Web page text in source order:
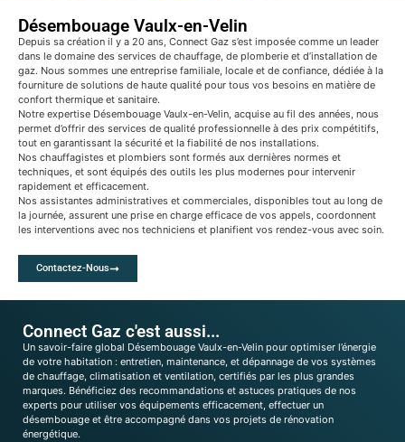
Désembouage Vaulx-en-Velin
Depuis sa création il y a 20 ans, Connect Gaz s’est imposée comme un leader
dans le domaine des services de chauffage, de plomberie et d’installation de
gaz. Nous sommes une entreprise familiale, locale et de confiance, dédiée à la
fourniture de solutions de haute qualité pour tous vos besoins en matière de
confort thermique et sanitaire.
Notre expertise Désembouage Vaulx-en-Velin, acquise au fil des années, nous
permet d’offrir des services de qualité professionnelle à des prix compétitifs,
tout en garantissant la sécurité et la fiabilité de nos installations.
Nos chauffagistes et plombiers sont formés aux dernières normes et
techniques, et sont équipés des outils les plus modernes pour intervenir
rapidement et efficacement.
Nos assistantes administratives et commerciales, disponibles tout au long de
la journée, assurent une prise en charge efficace de vos appels, coordonnent
les interventions avec nos techniciens et planifient vos rendez-vous avec soin.
Contactez-Nous
Connect Gaz c'est aussi...
Un savoir-faire global Désembouage Vaulx-en-Velin pour optimiser l’énergie
de votre habitation : entretien, maintenance, et dépannage de vos systèmes
de chauffage, climatisation et ventilation, certifiés par les plus grandes
marques. Bénéficiez des recommandations et astuces pratiques de nos
experts pour utiliser vos équipements efficacement, effectuer un
désembouage et être accompagné dans vos projets de rénovation
énergétique.